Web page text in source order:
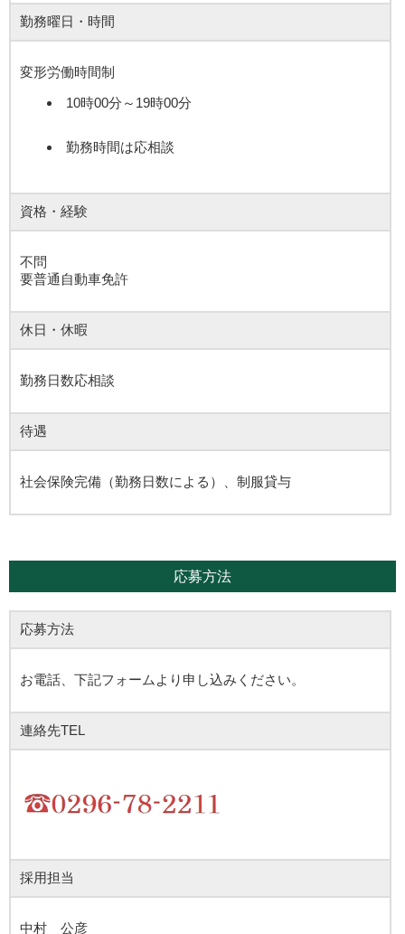
勤務曜日・時間
変形労働時間制
10時00分～19時00分
勤務時間は応相談
資格・経験
不問
要普通自動車免許
休日・休暇
勤務日数応相談
待遇
社会保険完備（勤務日数による）、制服貸与
応募方法
応募方法
お電話、下記フォームより申し込みください。
連絡先TEL
採用担当
中村 公彦